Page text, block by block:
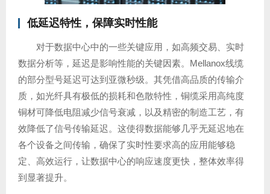
低延迟特性，保障实时性能
对于数据中心中的一些关键应用，如高频交易、实时
数据分析等，延迟是影响性能的关键因素。Mellanox线缆
的部分型号延迟可达到亚微秒级。其凭借高品质的传输介
质，如光纤具有极低的损耗和色散特性，铜缆采用高纯度
铜材可降低电阻减少信号衰减，以及精密的制造工艺，有
效降低了信号传输延迟。这使得数据能够几乎无延迟地在
各个设备之间传输，确保了实时性要求高的应用能够稳
定、高效运行，让数据中心的响应速度更快，整体效率得
到显著提升。